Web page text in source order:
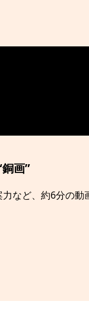
画”
など、約6分の動